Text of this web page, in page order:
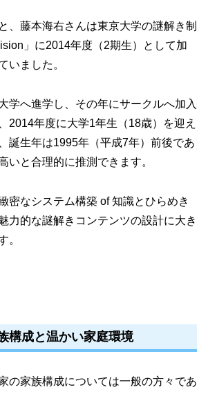
、藤本海右さんは東京大学の謎解き制
」に2014年度（2期生）として加
いました。
学へ進学し、その年にサークルへ加入
2014年度に大学1年生（18歳）を迎え
誕生年は1995年（平成7年）前後であ
いと合理的に推測できます。
密なシステム構築 of 知識とひらめき
力的な謎解きコンテンツの設計に大き
。
構成と温かい家庭環境
の家族構成については一般の方々であ